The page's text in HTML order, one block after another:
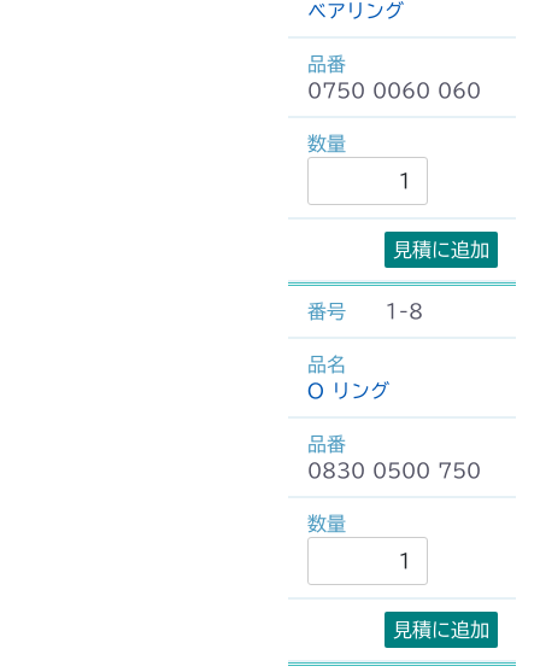
ベアリング
0750 0060 060
見積に追加
1-8
O リング
0830 0500 750
見積に追加